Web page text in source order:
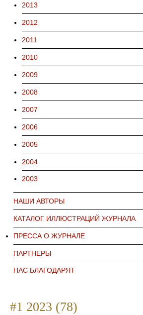
2013
2012
2011
2010
2009
2008
2007
2006
2005
2004
2003
НАШИ АВТОРЫ
КАТАЛОГ ИЛЛЮСТРАЦИЙ ЖУРНАЛА
ПРЕССА О ЖУРНАЛЕ
ПАРТНЕРЫ
НАС БЛАГОДАРЯТ
#1 2023 (78)